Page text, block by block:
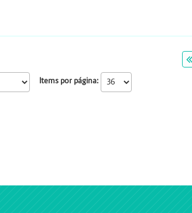
Items por página: